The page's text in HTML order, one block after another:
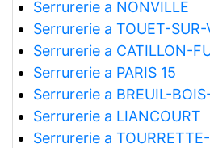
Serrurerie a NONVILLE
Serrurerie a TOUET-SUR-
Serrurerie a CATILLON-
Serrurerie a PARIS 15
Serrurerie a BREUIL-
Serrurerie a LIANCOURT
Serrurerie a